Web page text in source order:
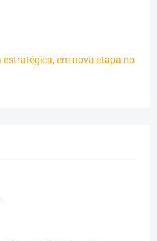
estratégica, em nova etapa no